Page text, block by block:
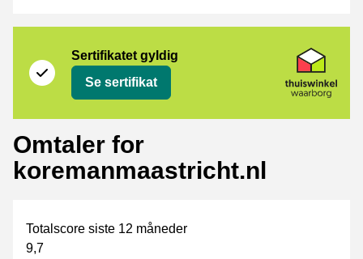
Sertifikatet gyldig
Se sertifikat
Omtaler for
koremanmaastricht.nl
Totalscore siste 12 måneder
9,7